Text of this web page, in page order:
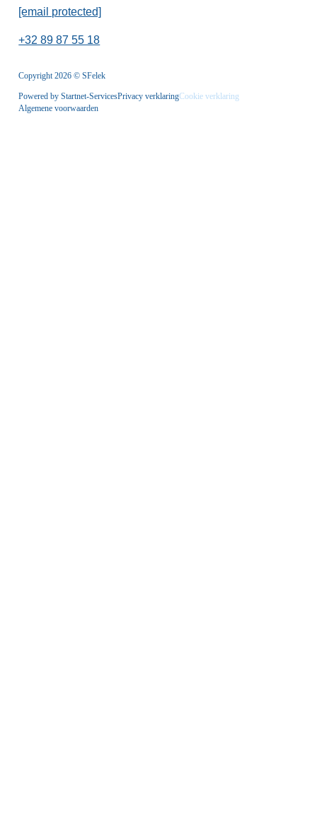
[email protected]
+32 89 87 55 18
Copyright 2026 © SFelek
Powered by Startnet-ServicesPrivacy verklaringCookie verklaring
Algemene voorwaarden